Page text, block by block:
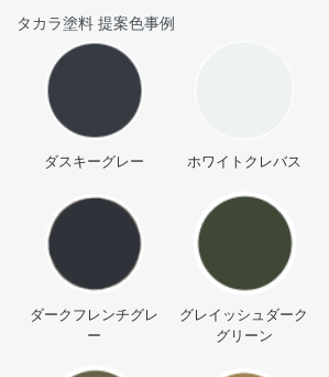
タカラ塗料 提案色事例
ダスキーグレー ホワイトクレバス
ダークフレンチグレ
ー
グレイッシュダーク
グリーン